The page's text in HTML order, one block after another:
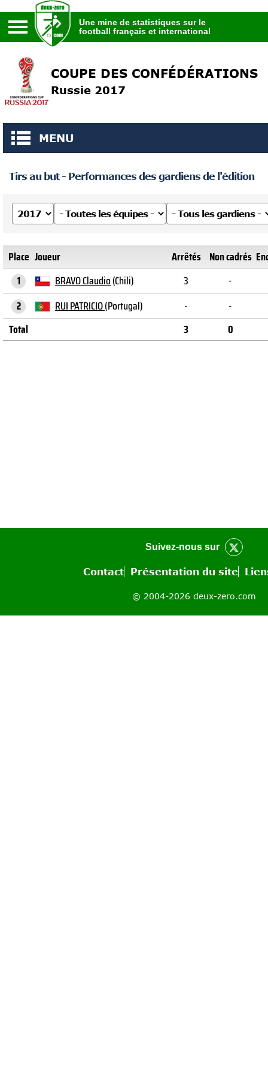
football français et international
Une mine de statistiques sur le
football français et international
COUPE DES CONFÉDÉRATIONS
Russie 2017
MENU
Tirs au but - Performances des gardiens de l'édition
Place Joueur
1 BRAVO Claudio(Chili)
2 RUI PATRICIO(Portugal)
Total
Arrêtés Non cadrés
3
-
-
-
3
0
Suivez-nous sur
Contact Présentation du site
© 2004-2026 deux-zero.com